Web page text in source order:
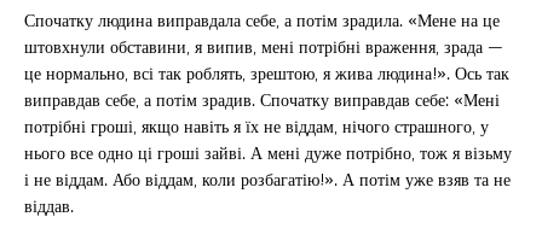
Спочатку людина виправдала себе, а потім зрадила. «Мене на це
штовхнули обставини, я випив, мені потрібні враження, зрада —
це нормально, всі так роблять, зрештою, я жива людина!». Ось так
виправдав себе, а потім зрадив. Спочатку виправдав себе: «Мені
потрібні гроші, якщо навіть я їх не віддам, нічого страшного, у
нього все одно ці гроші зайві. А мені дуже потрібно, тож я візьму
і не віддам. Або віддам, коли розбагатію!». А потім уже взяв та не
віддав.